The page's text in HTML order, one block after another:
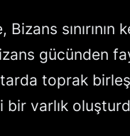
gücünden
toprak
varlık